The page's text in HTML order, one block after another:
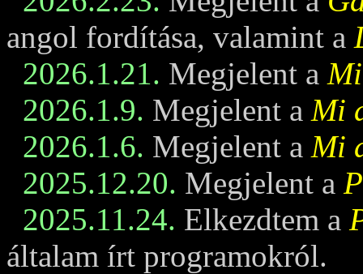
angol fordítása, valamint a
2026.1.21. Megjelent a
2026.1.9. Megjelent a Mi
2026.1.6. Megjelent a Mi
2025.12.20. Megjelent a
2025.11.24. Elkezdtem a
általam írt programokról.